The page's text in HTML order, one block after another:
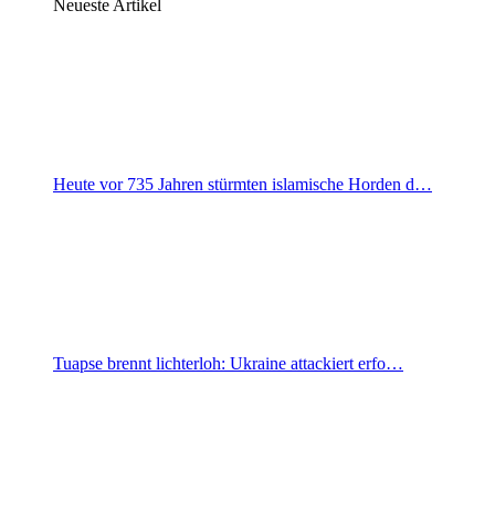
Neueste Artikel
Heute vor 735 Jahren stürmten islamische Horden d…
Tuapse brennt lichterloh: Ukraine attackiert erfo…